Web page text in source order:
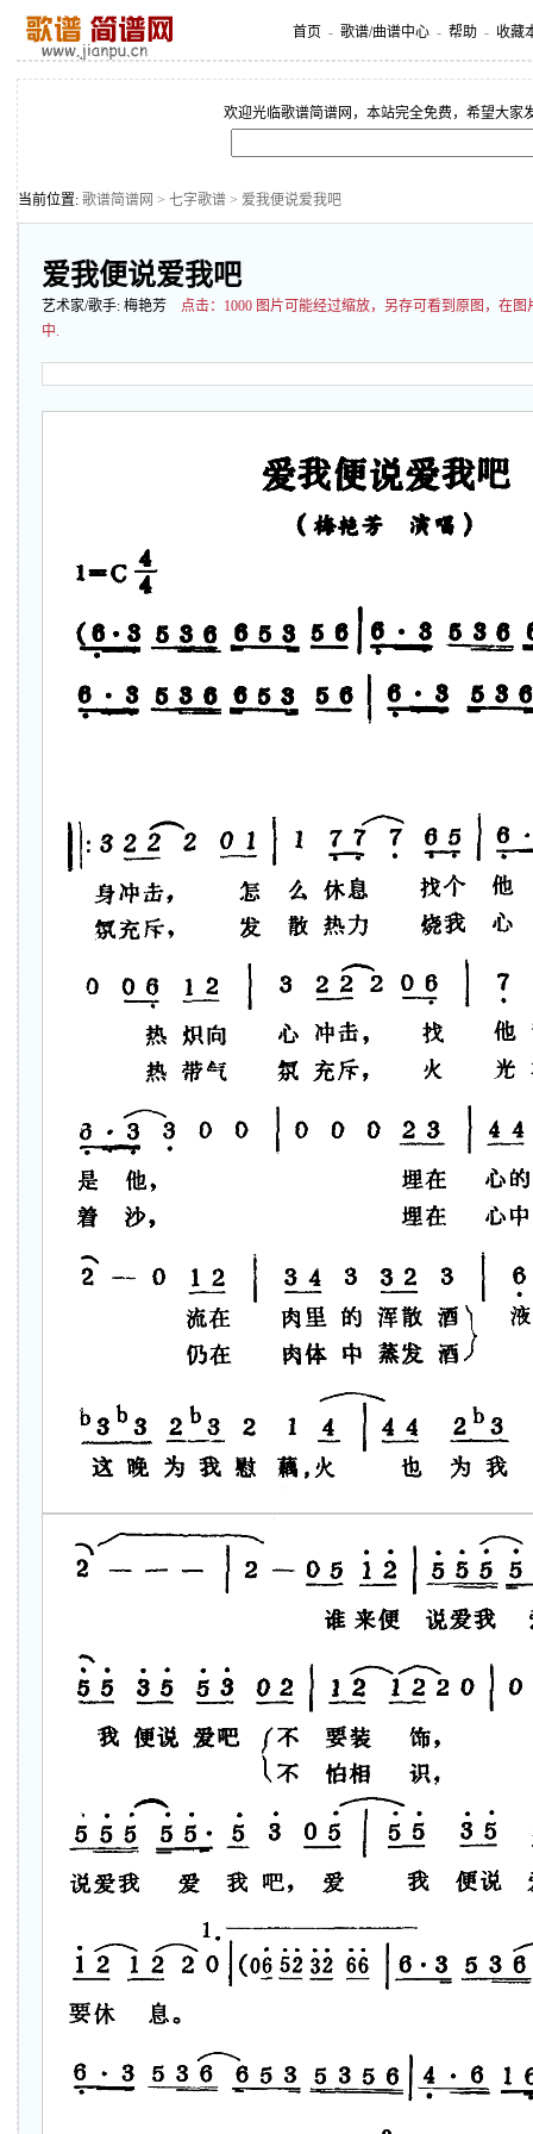
首页 - 歌谱/曲谱中心 - 帮助 - 收藏
欢迎光临歌谱简谱网，本站完全免费，希望大家
当前位置: 歌谱简谱网 > 七字歌谱 > 爱我便说爱我吧
爱我便说爱我吧
艺术家/歌手: 梅艳芳 点击： 1000 图片可能经过缩放，另存可看到原图，在
中.